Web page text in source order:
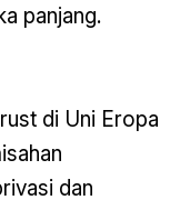
panjang.
di Uni Eropa
dan